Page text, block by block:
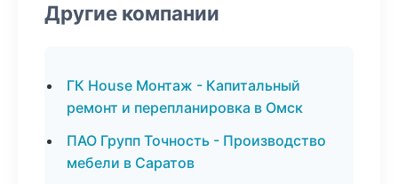
Другие компании
ГК House Монтаж - Капитальный
ремонт и перепланировка в Омск
ПАО Групп Точность - Производство
мебели в Саратов